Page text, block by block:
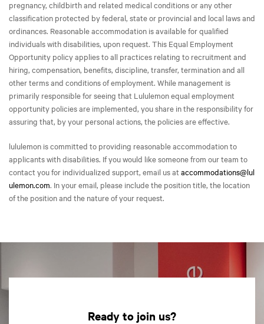
pregnancy, childbirth and related medical conditions or any other
classification protected by federal, state or provincial and local laws and
ordinances. Reasonable accommodation is available for qualified
individuals with disabilities, upon request. This Equal Employment
Opportunity policy applies to all practices relating to recruitment and
hiring, compensation, benefits, discipline, transfer, termination and all
other terms and conditions of employment. While management is
primarily responsible for seeing that Lululemon equal employment
opportunity policies are implemented, you share in the responsibility for
assuring that, by your personal actions, the policies are effective.
lululemon is committed to providing reasonable accommodation to
applicants with disabilities. If you would like someone from our team to
contact you for individualized support, email us at accommodations@lul
ulemon.com. In your email, please include the position title, the location
of the position and the nature of your request.
Ready to join us?